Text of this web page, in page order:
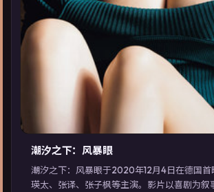
潮汐之下：风暴眼
潮汐之下：风暴眼于2020年12月4日在德国首
瑛太、张译、张子枫等主演。影片以喜剧为叙